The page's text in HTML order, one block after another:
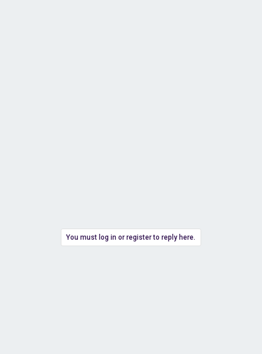
You must log in or register to reply here.